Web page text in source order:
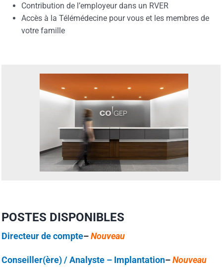
Contribution de l’employeur dans un RVER
Accès à la Télémédecine pour vous et les membres de
votre famille
POSTES DISPONIBLES
Directeur de compte–Nouveau
Conseiller(ère) / Analyste – Implantation–Nouveau